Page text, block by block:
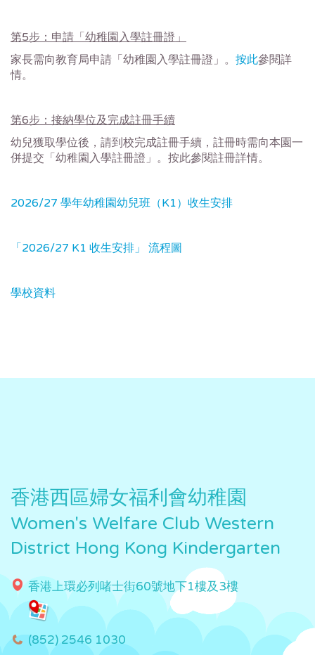
第5步：申請 「幼稚園入學註冊證」
家長需向教育局申請 「幼稚園入學註冊證」。 按此參閱詳
情。
第6步：接納學位及完成註冊手續
幼兒獲取學位後，請到校完成註冊手續，註冊時需向本園一
併提交「 幼稚園入學註冊證」。按此參閱註冊詳情。
2026/27 學年幼稚園幼兒班（K1）收生安排
「2026/27 K1 收生安排」 流程圖
學校資料
香港西區婦女福利會幼稚園
Women's Welfare Club Western
District Hong Kong Kindergarten
香港上環必列啫士街60號地下1樓及3樓
(852) 2546 1030